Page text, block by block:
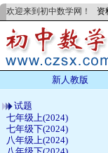
欢迎来到初中数学网！ 资
新人教版
试题
七年级上(2024)
七年级下(2024)
八年级上(2024)